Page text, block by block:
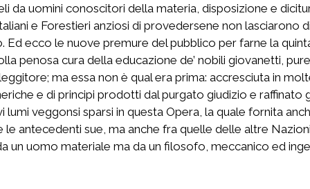
da uomini conoscitori della materia, disposizione e
e Forestieri anziosi di provedersene non lasciarono
ecco le nuove premure del pubblico per farne la
penosa cura della educazione de’ nobili giovanetti,
ma essa non è qual era prima: accresciuta in
e di principi prodotti dal purgato giudizio e raffinato
veggonsi sparsi in questa Opera, la quale fornita
antecedenti sue, ma anche fra quelle delle altre
un uomo materiale ma da un filosofo, meccanico ed